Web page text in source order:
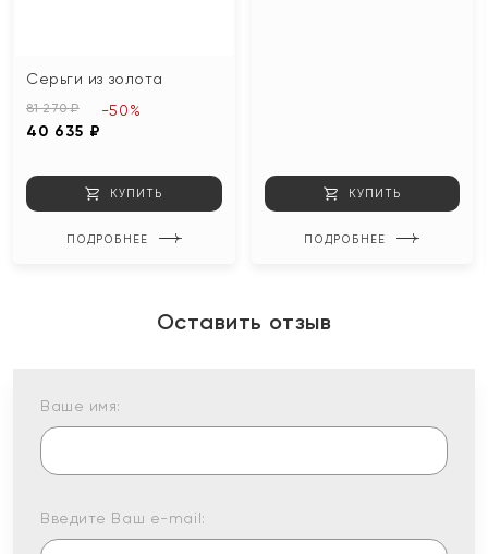
Серьги из золота
81 270 ₽
40 635 ₽
-50%
КУПИТЬ
ПОДРОБНЕЕ
КУПИТЬ
ПОДРОБНЕЕ
Оставить отзыв
Ваше имя:
Введите Ваш e-mail: